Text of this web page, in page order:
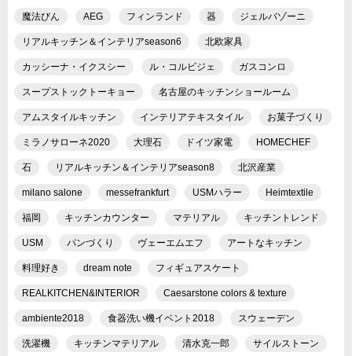
魔法びん AEG フィンランド 器 ジェルバゾーニ
リアルキッチン＆インテリアseason6 北欧家具
カッシーナ・イクスシー ル・コルビジェ ガスコンロ
スープストックトーキョー 名古屋のキッチンショールーム
アムスタイルキッチン インテリアテキスタイル お菓子づくり
ミラノサローネ2020 大理石 ドイツ家電 HOMECHEF
石 リアルキッチン＆インテリアseason8 北沢産業
milano salone messefrankfurt USMハラー Heimtextile
福岡 キッチンカウンター マテリアル キッチントレンド
USM パンづくり ヴェーエムエフ アートなキッチン
料理好き dream note フィギュアスケート
REALKITCHEN&INTERIOR Caesarstone colors & texture
ambiente2018 食器洗い機イベント2018 スウェーデン
洗濯機 キッチンマテリアル 清水克一郎 サイルストーン